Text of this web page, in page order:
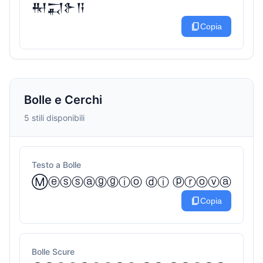
𒊑𒍑𒉿𒀀
content_copyCopia
Bolle e Cerchi
5 stili disponibili
Testo a Bolle
Ⓜⓔⓢⓢⓐⓖⓖⓘⓞ ⓓⓘ ⓟⓡⓞⓥⓐ
content_copyCopia
Bolle Scure